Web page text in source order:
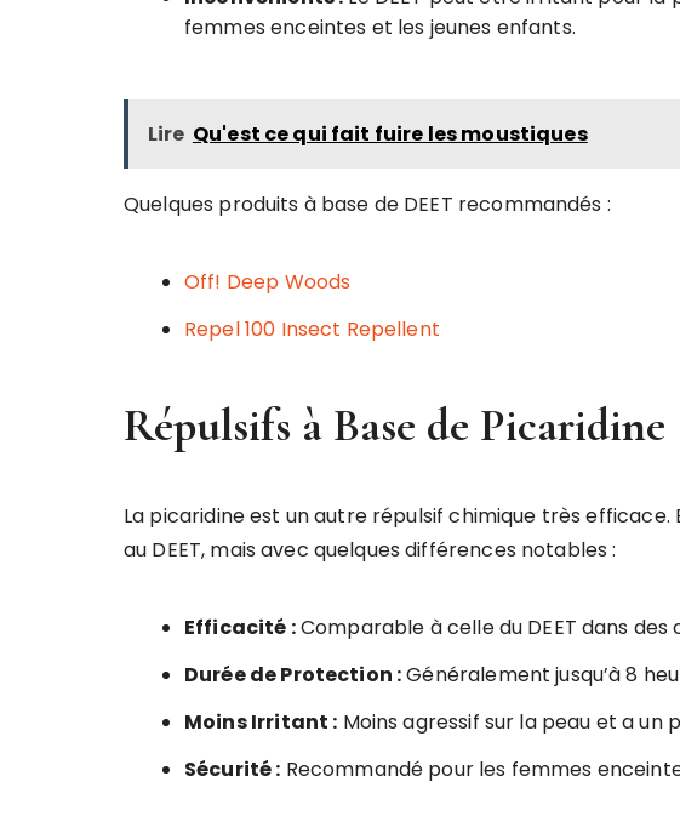
femmes enceintes et les jeunes enfants.
Lire Qu'est ce qui fait fuire les moustiques
Quelques produits à base de DEET recommandés :
Off! Deep Woods
Repel 100 Insect Repellent
Répulsifs à Base de Picaridine
La picaridine est un autre répulsif chimique très
au DEET, mais avec quelques différences notables :
Efficacité :Comparable à celle du DEET dans
Durée de Protection :Généralement jusqu’à 8
Moins Irritant : Moins agressif sur la peau et a un
Sécurité : Recommandé pour les femmes